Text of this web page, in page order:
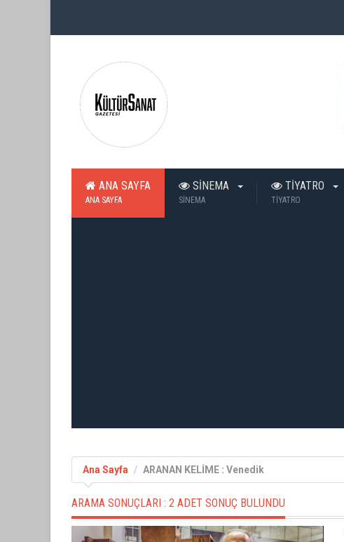
ANA SAYFA
ANA SAYFA
SİNEMA
SİNEMA
TİYATRO
TİYATRO
Ana Sayfa ARANAN KELİME : Venedik
ARAMA SONUÇLARI : 2 ADET SONUÇ BULUNDU